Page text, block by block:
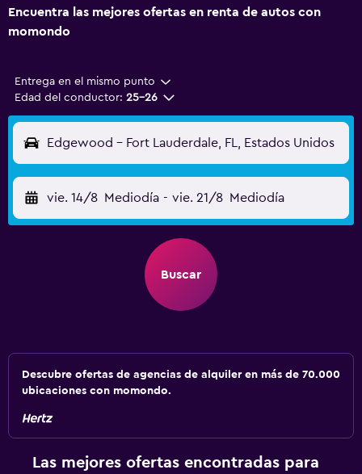
Encuentra las mejores ofertas en renta de autos con
momondo
Entrega en el mismo punto
Edad del conductor: 25-26
Edgewood - Fort Lauderdale, FL, Estados Unidos
vie. 14/8 Mediodía - vie. 21/8 Mediodía
Buscar
Descubre ofertas de agencias de alquiler en más de 70.000
ubicaciones con momondo.
Las mejores ofertas encontradas para